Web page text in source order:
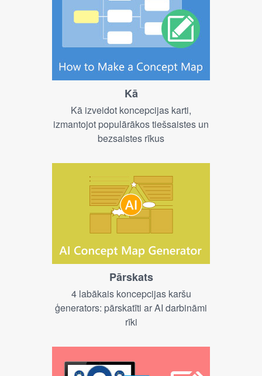
Kā
Kā izveidot koncepcijas karti,
izmantojot populārākos tiešsaistes un
bezsaistes rīkus
Pārskats
4 labākais koncepcijas karšu
ģenerators: pārskatīti ar AI darbināmi
rīki